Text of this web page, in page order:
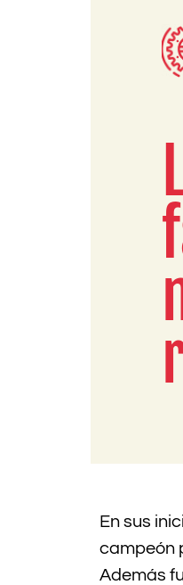
En sus
campeón
Además